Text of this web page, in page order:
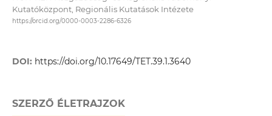
Kutatóközpont, Regionális Kutatások Intézete
https://orcid.org/0000-0003-2286-6326
DOI: https://doi.org/10.17649/TET.39.1.3640
SZERZŐ ÉLETRAJZOK